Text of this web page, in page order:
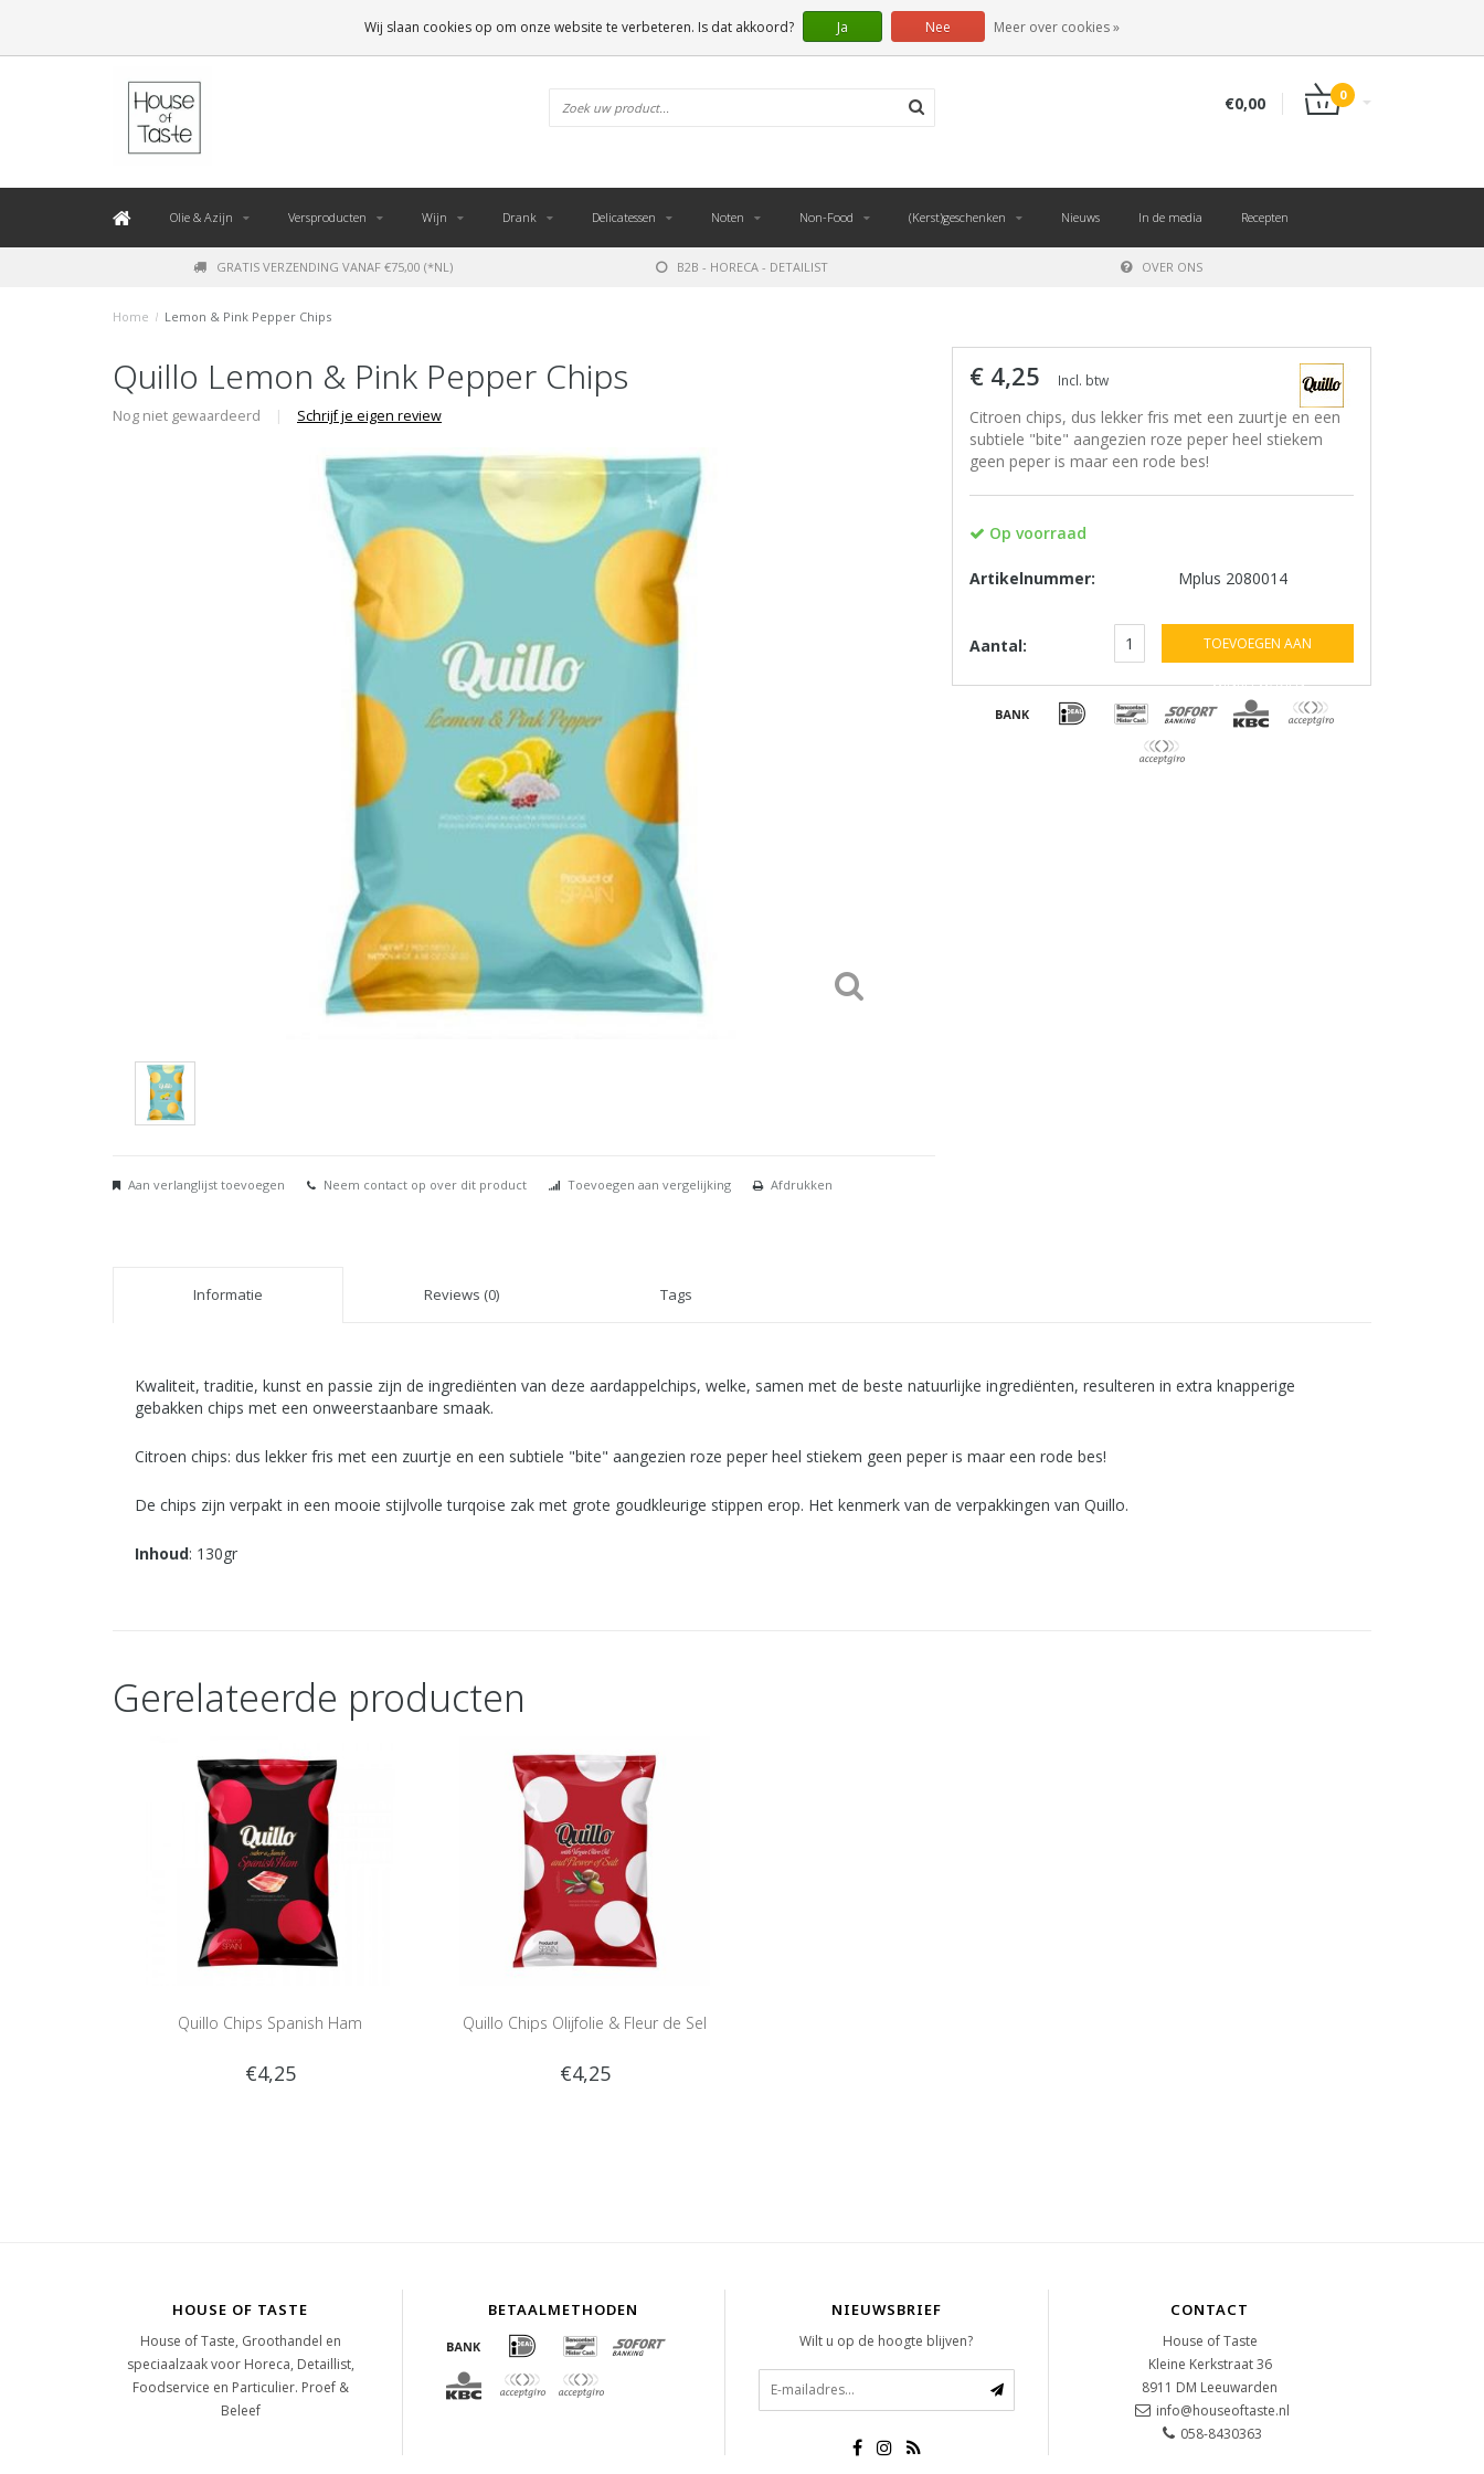
NL
€0,00 0
Olie & Azijn Versproducten Wijn Drank Delicatessen Noten Non-Food (Kerst)geschenken Nieuws In de media Recepten
GRATIS VERZENDING VANAF €75,00 (*NL) B2B - HORECA - DETAILIST OVER ONS
Home / Lemon & Pink Pepper Chips
Quillo Lemon & Pink Pepper Chips
Nog niet gewaardeerd | Schrijf je eigen review
Aan verlanglijst toevoegen Neem contact op over dit product Toevoegen aan vergelijking Afdrukken
€ 4,25 Incl. btw
Citroen chips, dus lekker fris met een zuurtje en een
subtiele "bite" aangezien roze peper heel stiekem
geen peper is maar een rode bes!
Op voorraad
Artikelnummer: Mplus 2080014
Aantal: TOEVOEGEN AAN
WINKELWAGEN
Informatie Reviews (0) Tags
Kwaliteit, traditie, kunst en passie zijn de ingrediënten van deze aardappelchips, welke, samen met de beste natuurlijke ingrediënten, resulteren in extra knapperige
gebakken chips met een onweerstaanbare smaak.
Citroen chips: dus lekker fris met een zuurtje en een subtiele "bite" aangezien roze peper heel stiekem geen peper is maar een rode bes!
De chips zijn verpakt in een mooie stijlvolle turqoise zak met grote goudkleurige stippen erop. Het kenmerk van de verpakkingen van Quillo.
Inhoud: 130gr
Gerelateerde producten
Quillo Chips Spanish Ham
€4,25
Quillo Chips Olijfolie & Fleur de Sel
€4,25
HOUSE OF TASTE
House of Taste, Groothandel en
speciaalzaak voor Horeca, Detaillist,
Foodservice en Particulier. Proef &
Beleef
BETAALMETHODEN NIEUWSBRIEF
Wilt u op de hoogte blijven?
CONTACT
House of Taste
Kleine Kerkstraat 36
8911 DM Leeuwarden
info@houseoftaste.nl
058-8430363
Wij slaan cookies op om onze website te verbeteren. Is dat akkoord? Ja Nee Meer over cookies »